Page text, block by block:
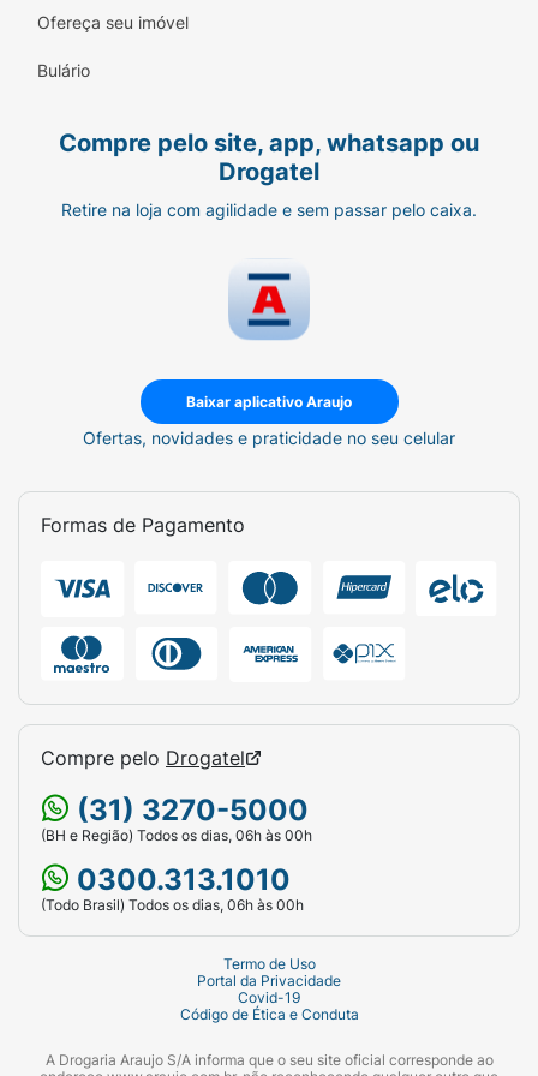
sem deixar os pés escorregadios.
os pés limpos e secos, massageando
suavemente, especialmente nas áreas mais
ressecadas e nos calcanhares. Use
Ofereça seu imóvel
Bulário
Compre pelo site, app, whatsapp ou
Drogatel
Retire na loja com agilidade e sem passar pelo caixa.
Baixar aplicativo Araujo
Ofertas, novidades e praticidade no seu celular
Formas de Pagamento
Compre pelo Drogatel
(31) 3270-5000
(BH e Região) Todos os dias, 06h às 00h
0300.313.1010
(Todo Brasil) Todos os dias, 06h às 00h
Termo de Uso
Portal da Privacidade
Covid-19
Código de Ética e Conduta
A Drogaria Araujo S/A informa que o seu site oficial corresponde ao